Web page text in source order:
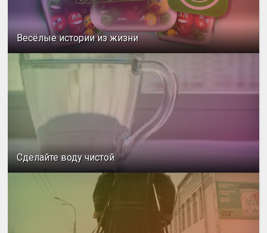
Весёлые истории из жизни
Сделайте воду чистой